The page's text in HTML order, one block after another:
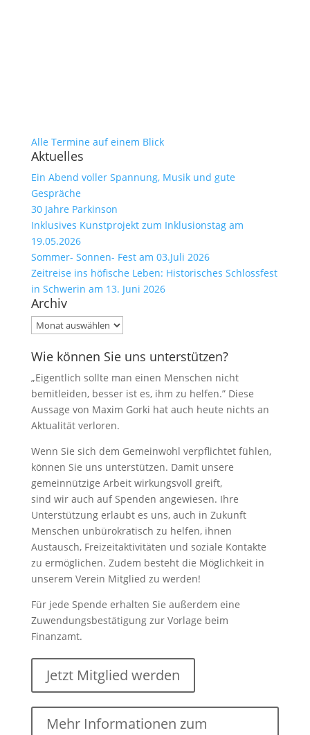
Alle Termine auf einem Blick
Aktuelles
Ein Abend voller Spannung, Musik und gute
Gespräche
30 Jahre Parkinson
Inklusives Kunstprojekt zum Inklusionstag am
19.05.2026
Sommer- Sonnen- Fest am 03.Juli 2026
Zeitreise ins höfische Leben: Historisches Schlossfest
in Schwerin am 13. Juni 2026
Archiv
Archiv
Wie können Sie uns unterstützen?
„Eigentlich sollte man einen Menschen nicht
bemitleiden, besser ist es, ihm zu helfen.” Diese
Aussage von Maxim Gorki hat auch heute nichts an
Aktualität verloren.
Wenn Sie sich dem Gemeinwohl verpflichtet fühlen,
können Sie uns unterstützen. Damit unsere
gemeinnützige Arbeit wirkungsvoll greift,
sind wir auch auf Spenden angewiesen. Ihre
Unterstützung erlaubt es uns, auch in Zukunft
Menschen unbürokratisch zu helfen, ihnen
Austausch, Freizeitaktivitäten und soziale Kontakte
zu ermöglichen. Zudem besteht die Möglichkeit in
unserem Verein Mitglied zu werden!
Für jede Spende erhalten Sie außerdem eine
Zuwendungsbestätigung zur Vorlage beim
Finanzamt.
Jetzt Mitglied werden
Mehr Informationen zum